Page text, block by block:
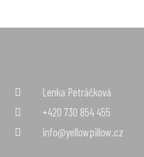
Lenka Petráčková
+420 730 854 455
info@yellowpillow.cz